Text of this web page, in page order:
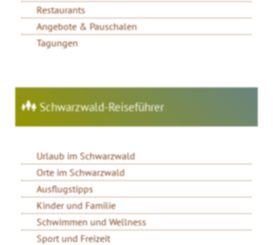
Restaurants
Angebote & Pauschalen
Tagungen
Schwarzwald-Reiseführer
Urlaub im Schwarzwald
Orte im Schwarzwald
Ausflugstipps
Kinder und Familie
Schwimmen und Wellness
Sport und Freizeit